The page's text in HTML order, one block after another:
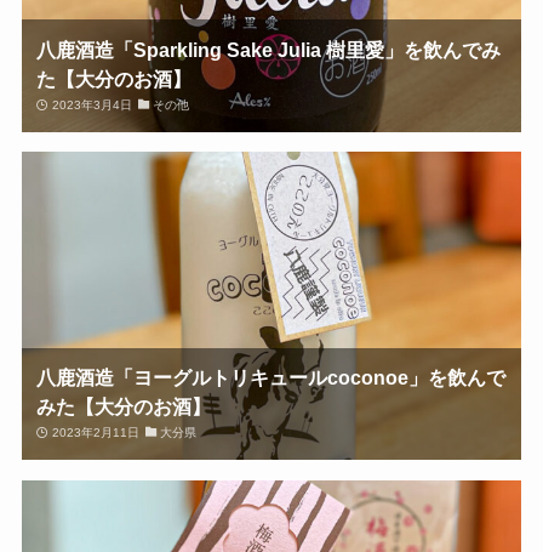
八鹿酒造「Sparkling Sake Julia 樹里愛」を飲んでみ
た【大分のお酒】
2023年3月4日 その他
八鹿酒造「ヨーグルトリキュールcoconoe」を飲んで
みた【大分のお酒】
2023年2月11日 大分県